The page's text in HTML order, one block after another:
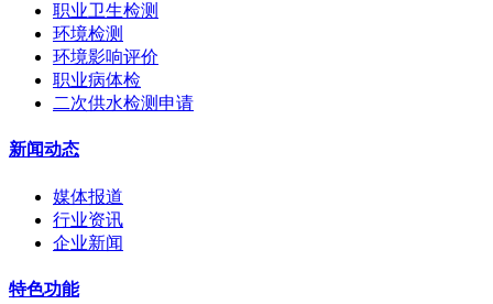
职业卫生检测
环境检测
环境影响评价
职业病体检
二次供水检测申请
新闻动态
媒体报道
行业资讯
企业新闻
特色功能